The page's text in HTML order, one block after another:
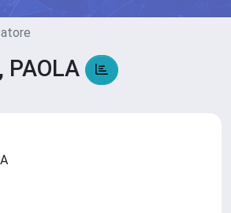
PAOLA